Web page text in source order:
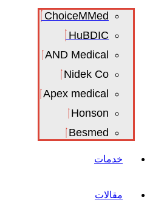
ChoiceMMed
HuBDIC
AND Medical
Nidek Co
Apex medical
Honson
Besmed
خدمات
مقالات